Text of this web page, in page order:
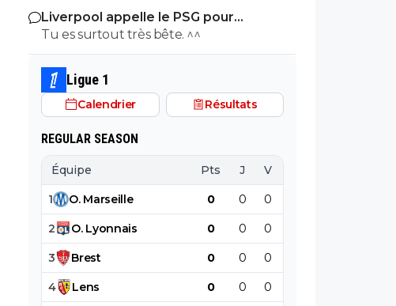
compréhensible lorsque l'on sait
comment le PSG a traiter Kylian Mbappé
lorsqu'il avait voulu quitter le PSG.
Liverpool appelle le PSG pour
renoncer à Barcola
Tu es surtout très bête. ^^
Ligue 1
Calendrier Résultats
REGULAR SEASON
Équipe Pts J V
1 O. Marseille 0 0 0
2 O. Lyonnais 0 0 0
3 Brest 0 0 0
4 Lens 0 0 0